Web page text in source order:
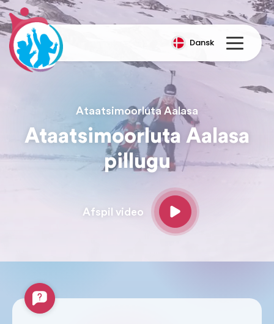
Dansk
Ataatsimoorluta Aalasa
Ataatsimoorluta Aalasa
pillugu
Afspil video